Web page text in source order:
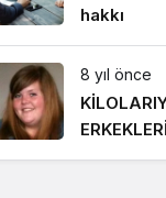
hakkı
8 yıl önce
PEŞİNDE!